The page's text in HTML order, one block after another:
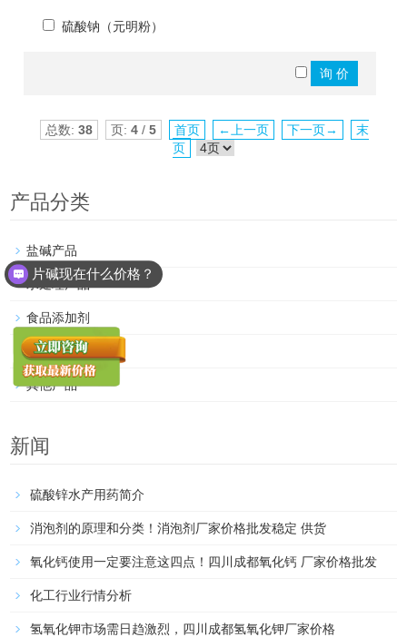
硫酸钠（元明粉）
总数: 38 页: 4 / 5 首页 ←上一页 下一页→
末
页
产品分类
盐碱产品
水处理产品
食品添加剂
无机产品
其他产品
新闻
硫酸锌水产用药简介
消泡剂的原理和分类！消泡剂厂家价格批发稳定 供货
氧化钙使用一定要注意这四点！四川成都氧化钙 厂家价格批发
化工行业行情分析
氢氧化钾市场需日趋激烈，四川成都氢氧化钾厂家价格
片碱现在什么价格？
甲酸现在什么价格？